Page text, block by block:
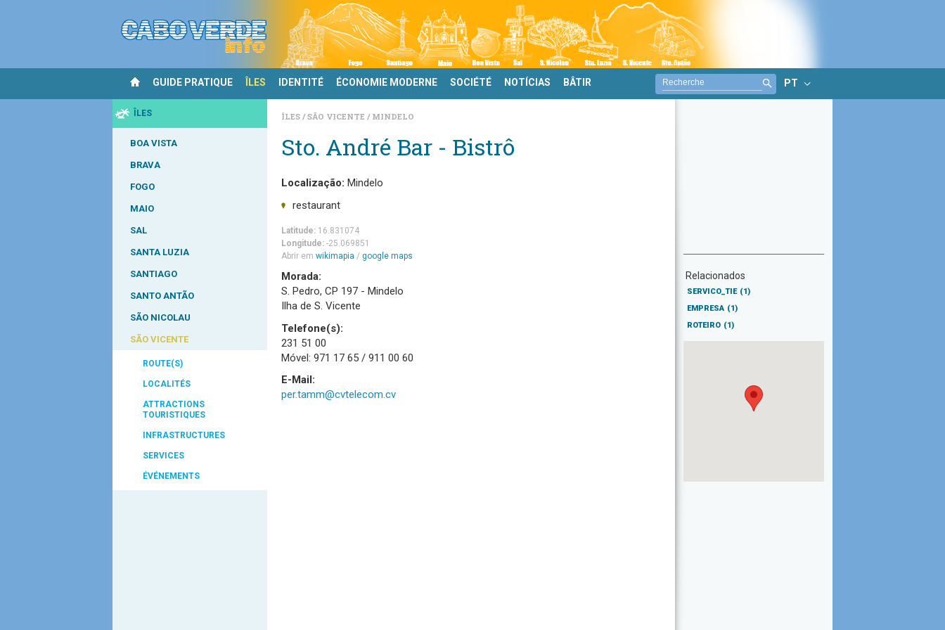
GUIDE PRATIQUE ÎLES IDENTITÉ ÉCONOMIE MODERNE SOCIÉTÉ NOTÍCIAS BÂTIR PT
ÎLES
BOA VISTA
BRAVA
FOGO
MAIO
SAL
SANTA LUZIA
SANTIAGO
SANTO ANTÃO
SÃO NICOLAU
SÃO VICENTE
ROUTE(S)
LOCALITÉS
ATTRACTIONS
TOURISTIQUES
INFRASTRUCTURES
SERVICES
ÉVÉNEMENTS
ÎLES SÃO VICENTE MINDELO
Sto. André Bar - Bistrô
Localização: Mindelo
restaurant
Latitude: 16.831074
Longitude: -25.069851
Abrir em wikimapia / google maps
Morada:
S. Pedro, CP 197 - Mindelo
Ilha de S. Vicente
Telefone(s):
231 51 00
Móvel: 971 17 65 / 911 00 60
E-Mail:
per.tamm@cvtelecom.cv
Relacionados
SERVICO_TIE (1)
EMPRESA (1)
ROTEIRO (1)